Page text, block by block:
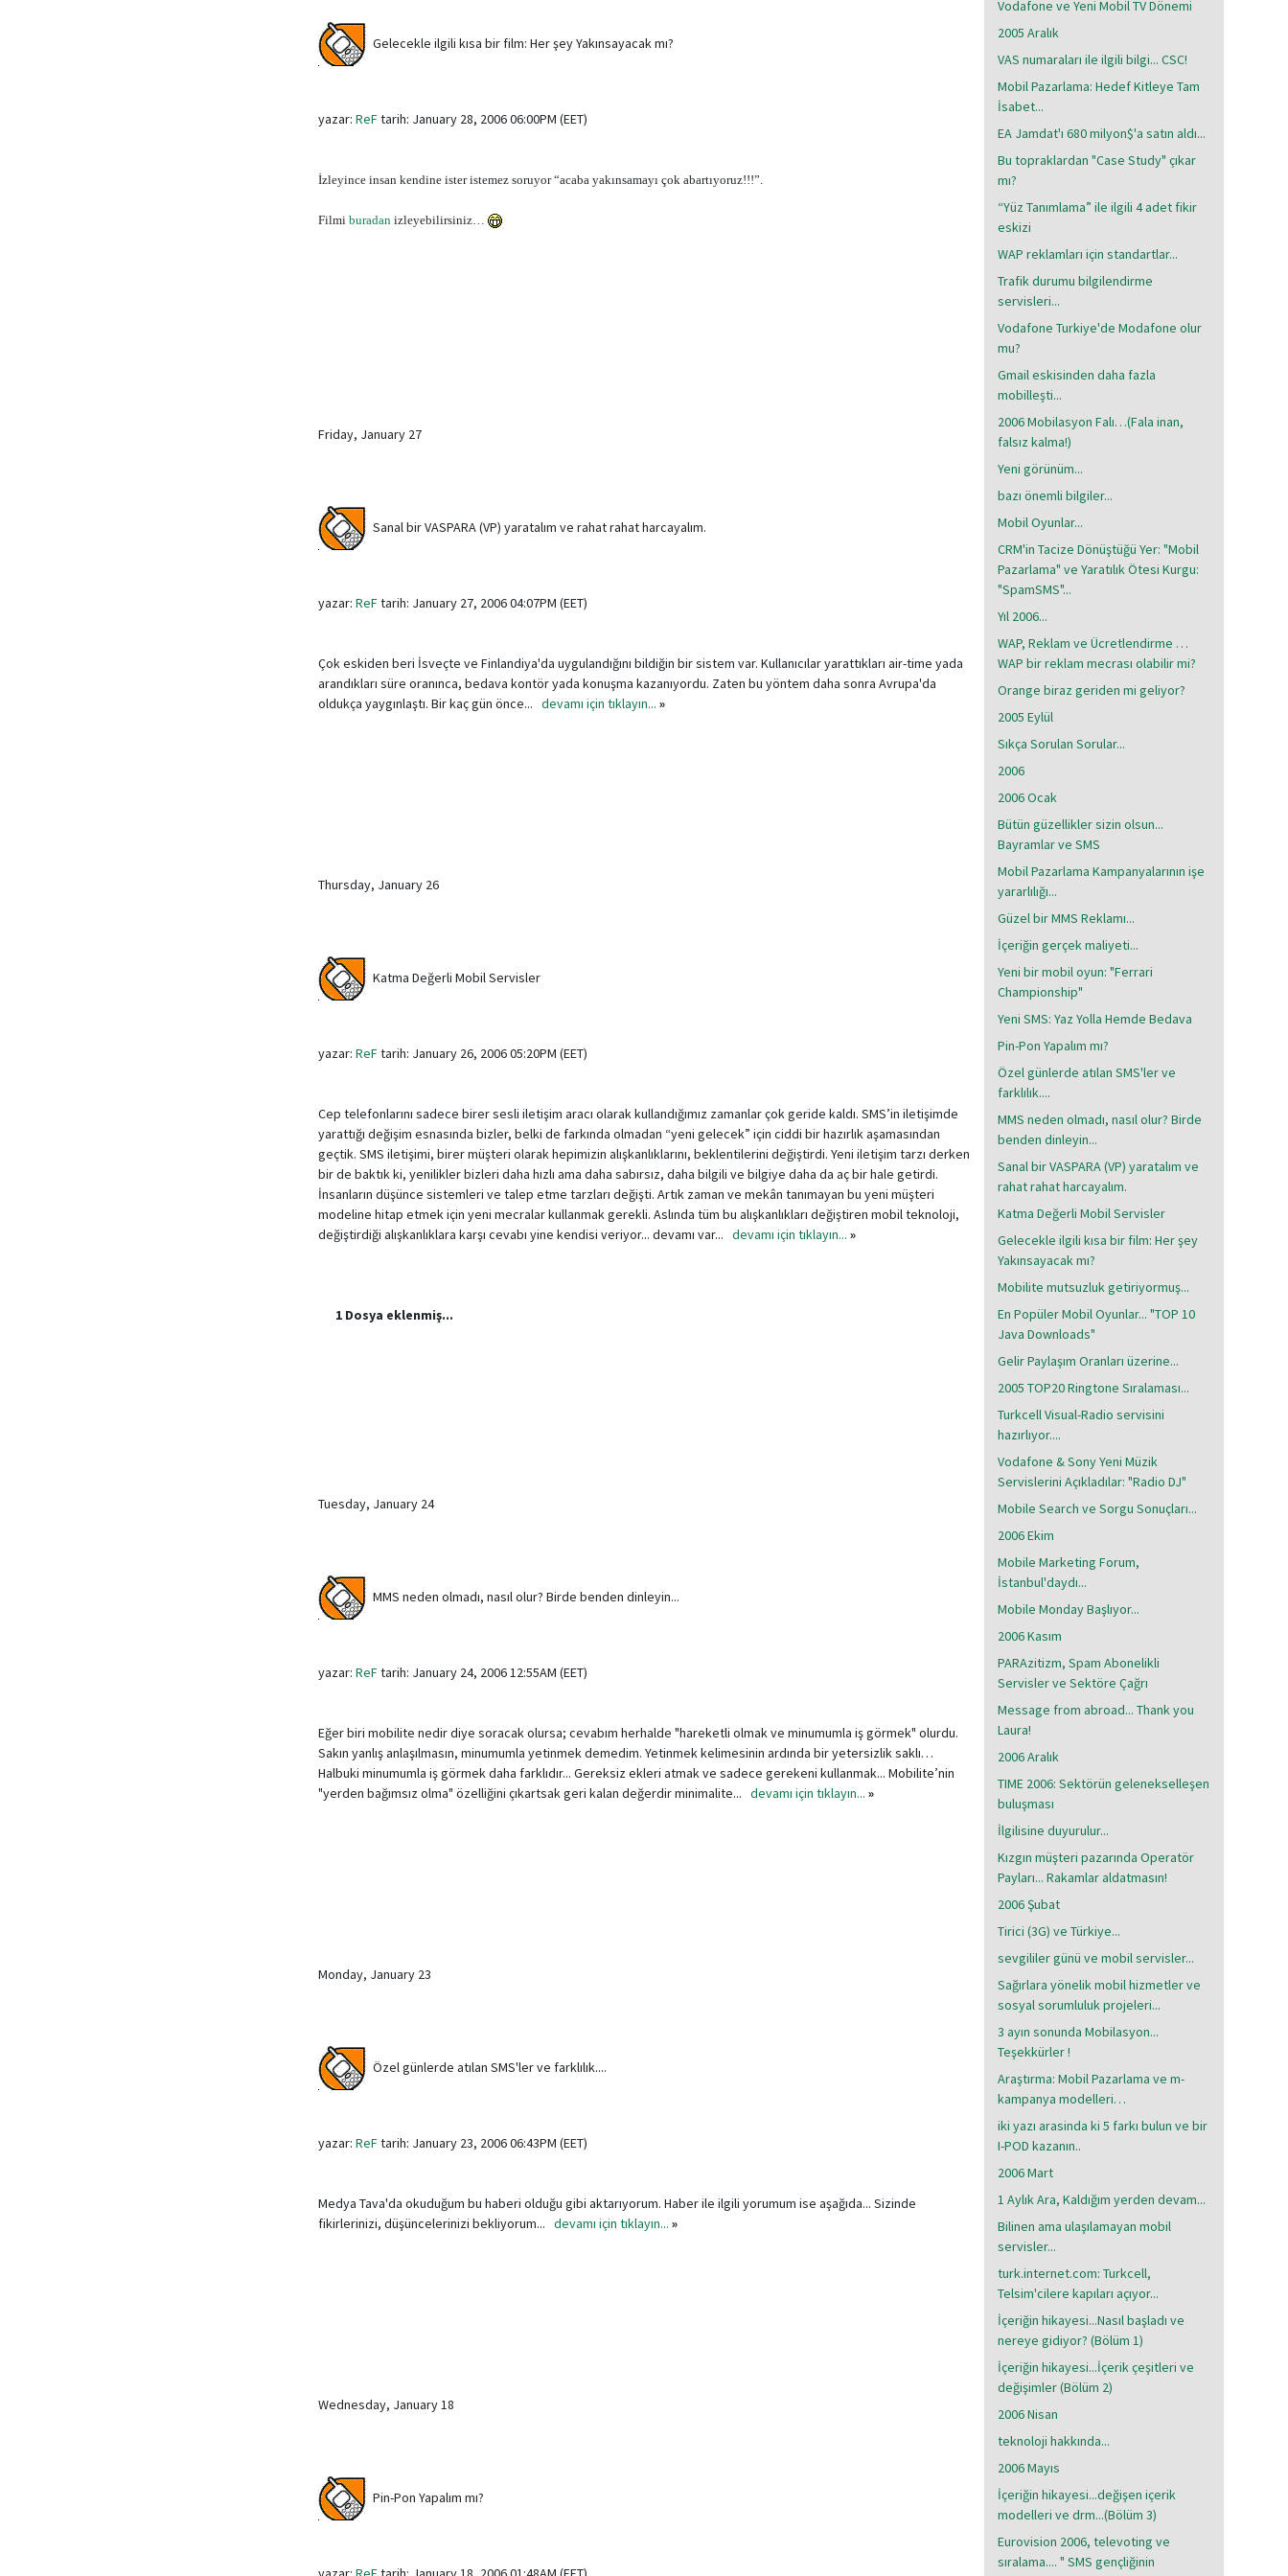
Gelecekle ilgili kısa bir film: Her şey Yakınsayacak mı?
yazar: ReFtarih: January 28, 2006 06:00PM (EET)
İzleyince insan kendine ister istemez soruyor “acaba yakınsamayı çok abartıyoruz!!!”.
Filmi buradan izleyebilirsiniz…
Friday, January 27
Sanal bir VASPARA (VP) yaratalım ve rahat rahat harcayalım.
yazar: ReFtarih: January 27, 2006 04:07PM (EET)
Çok eskiden beri İsveçte ve Finlandiya'da uygulandığını bildiğin bir sistem var. Kullanıcılar yarattıkları air-time yada
arandıkları süre oranınca, bedava kontör yada konuşma kazanıyordu. Zaten bu yöntem daha sonra Avrupa'da
oldukça yaygınlaştı. Bir kaç gün önce... devamı için tıklayın... »
Thursday, January 26
Katma Değerli Mobil Servisler
yazar: ReFtarih: January 26, 2006 05:20PM (EET)
Cep telefonlarını sadece birer sesli iletişim aracı olarak kullandığımız zamanlar çok geride kaldı. SMS’in iletişimde
yarattığı değişim esnasında bizler, belki de farkında olmadan “yeni gelecek” için ciddi bir hazırlık aşamasından
geçtik. SMS iletişimi, birer müşteri olarak hepimizin alışkanlıklarını, beklentilerini değiştirdi. Yeni iletişim tarzı derken
bir de baktık ki, yenilikler bizleri daha hızlı ama daha sabırsız, daha bilgili ve bilgiye daha da aç bir hale getirdi.
İnsanların düşünce sistemleri ve talep etme tarzları değişti. Artık zaman ve mekân tanımayan bu yeni müşteri
modeline hitap etmek için yeni mecralar kullanmak gerekli. Aslında tüm bu alışkanlıkları değiştiren mobil teknoloji,
değiştirdiği alışkanlıklara karşı cevabı yine kendisi veriyor... devamı var... devamı için tıklayın... »
1 Dosya eklenmiş...
Tuesday, January 24
MMS neden olmadı, nasıl olur? Birde benden dinleyin...
yazar: ReFtarih: January 24, 2006 12:55AM (EET)
Eğer biri mobilite nedir diye soracak olursa; cevabım herhalde "hareketli olmak ve minumumla iş görmek" olurdu.
Sakın yanlış anlaşılmasın, minumumla yetinmek demedim. Yetinmek kelimesinin ardında bir yetersizlik saklı…
Halbuki minumumla iş görmek daha farklıdır... Gereksiz ekleri atmak ve sadece gerekeni kullanmak... Mobilite’nin
"yerden bağımsız olma" özelliğini çıkartsak geri kalan değerdir minimalite... devamı için tıklayın... »
Monday, January 23
Özel günlerde atılan SMS'ler ve farklılık....
yazar: ReFtarih: January 23, 2006 06:43PM (EET)
Medya Tava'da okuduğum bu haberi olduğu gibi aktarıyorum. Haber ile ilgili yorumum ise aşağıda... Sizinde
fikirlerinizi, düşüncelerinizi bekliyorum... devamı için tıklayın... »
Wednesday, January 18
Pin-Pon Yapalım mı?
Vodafone ve Yeni Mobil TV Dönemi
2005 Aralık
VAS numaraları ile ilgili bilgi... CSC!
Mobil Pazarlama: Hedef Kitleye Tam
İsabet...
EA Jamdat'ı 680 milyon$'a satın aldı...
Bu topraklardan "Case Study" çıkar
mı?
“Yüz Tanımlama” ile ilgili 4 adet fikir
eskizi
WAP reklamları için standartlar...
Trafik durumu bilgilendirme
servisleri...
Vodafone Turkiye'de Modafone olur
mu?
Gmail eskisinden daha fazla
mobilleşti...
2006 Mobilasyon Falı…(Fala inan,
falsız kalma!)
Yeni görünüm...
bazı önemli bilgiler...
Mobil Oyunlar...
CRM'in Tacize Dönüştüğü Yer: "Mobil
Pazarlama" ve Yaratılık Ötesi Kurgu:
"SpamSMS"...
Yıl 2006...
WAP, Reklam ve Ücretlendirme …
WAP bir reklam mecrası olabilir mi?
Orange biraz geriden mi geliyor?
2005 Eylül
Sıkça Sorulan Sorular...
2006
2006 Ocak
Bütün güzellikler sizin olsun...
Bayramlar ve SMS
Mobil Pazarlama Kampanyalarının işe
yararlılığı...
Güzel bir MMS Reklamı...
İçeriğin gerçek maliyeti...
Yeni bir mobil oyun: "Ferrari
Championship"
Yeni SMS: Yaz Yolla Hemde Bedava
Pin-Pon Yapalım mı?
Özel günlerde atılan SMS'ler ve
farklılık....
MMS neden olmadı, nasıl olur? Birde
benden dinleyin...
Sanal bir VASPARA (VP) yaratalım ve
rahat rahat harcayalım.
Katma Değerli Mobil Servisler
Gelecekle ilgili kısa bir film: Her şey
Yakınsayacak mı?
Mobilite mutsuzluk getiriyormuş...
En Popüler Mobil Oyunlar... "TOP 10
Java Downloads"
Gelir Paylaşım Oranları üzerine...
2005 TOP20 Ringtone Sıralaması...
Turkcell Visual-Radio servisini
hazırlıyor....
Vodafone & Sony Yeni Müzik
Servislerini Açıkladılar: "Radio DJ"
Mobile Search ve Sorgu Sonuçları...
2006 Ekim
Mobile Marketing Forum,
İstanbul'daydı...
Mobile Monday Başlıyor...
2006 Kasım
PARAzitizm, Spam Abonelikli
Servisler ve Sektöre Çağrı
Message from abroad... Thank you
Laura!
2006 Aralık
TIME 2006: Sektörün gelenekselleşen
buluşması
İlgilisine duyurulur...
Kızgın müşteri pazarında Operatör
Payları... Rakamlar aldatmasın!
2006 Şubat
Tirici (3G) ve Türkiye...
sevgililer günü ve mobil servisler...
Sağırlara yönelik mobil hizmetler ve
sosyal sorumluluk projeleri...
3 ayın sonunda Mobilasyon...
Teşekkürler !
Araştırma: Mobil Pazarlama ve m-
kampanya modelleri…
iki yazı arasinda ki 5 farkı bulun ve bir
I-POD kazanın..
2006 Mart
1 Aylık Ara, Kaldığım yerden devam...
Bilinen ama ulaşılamayan mobil
servisler...
turk.internet.com: Turkcell,
Telsim'cilere kapıları açıyor...
İçeriğin hikayesi...Nasıl başladı ve
nereye gidiyor? (Bölüm 1)
İçeriğin hikayesi...İçerik çeşitleri ve
değişimler (Bölüm 2)
2006 Nisan
teknoloji hakkında...
2006 Mayıs
İçeriğin hikayesi...değişen içerik
modelleri ve drm...(Bölüm 3)
Eurovision 2006, televoting ve
sıralama.... " SMS gençliğinin